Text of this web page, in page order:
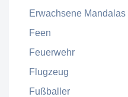
Erwachsene Mandalas
Feen
Feuerwehr
Flugzeug
Fußballer